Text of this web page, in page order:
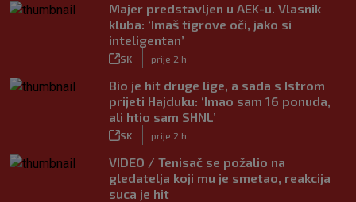
Majer predstavljen u AEK-u. Vlasnik
kluba: ‘Imaš tigrove oči, jako si
inteligentan’
SK prije 2 h
Bio je hit druge lige, a sada s Istrom
prijeti Hajduku: ‘Imao sam 16 ponuda,
ali htio sam SHNL’
SK prije 2 h
VIDEO / Tenisač se požalio na
gledatelja koji mu je smetao, reakcija
suca je hit